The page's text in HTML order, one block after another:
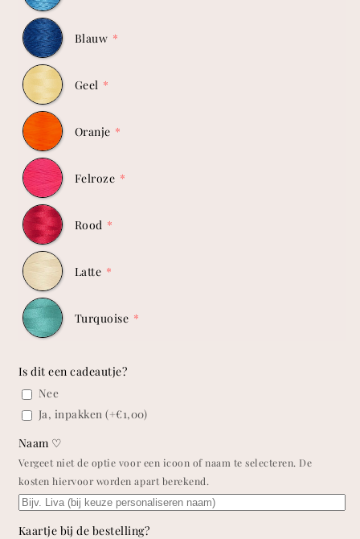
Blauw
Geel
Oranje
Felroze
Rood
Latte
Turquoise
Is dit een cadeautje?
Nee
Ja, inpakken(+€1,00)
Naam ♡
Vergeet niet de optie voor een icoon of naam te selecteren. De
kosten hiervoor worden apart berekend.
Kaartje bij de bestelling?